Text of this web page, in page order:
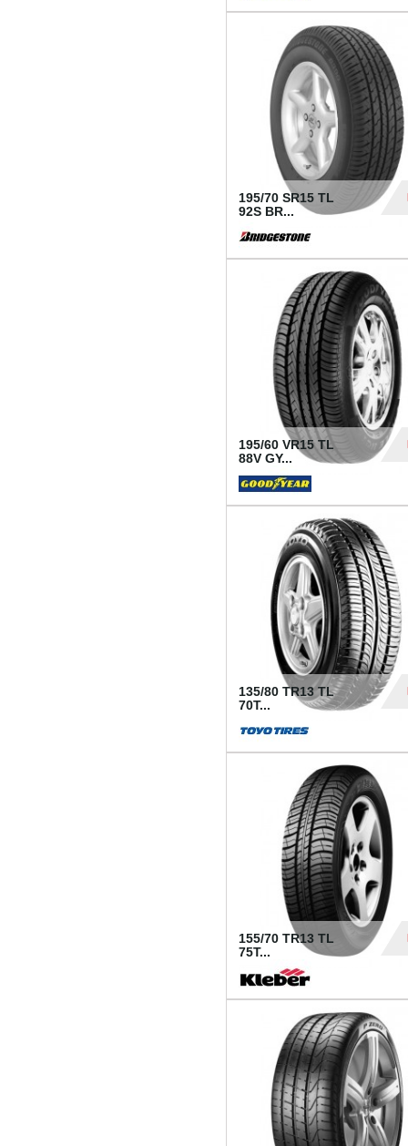
195/70 SR15 TL
92S BR...
195/60 VR15 TL
88V GY...
135/80 TR13 TL
70T...
155/70 TR13 TL
75T...